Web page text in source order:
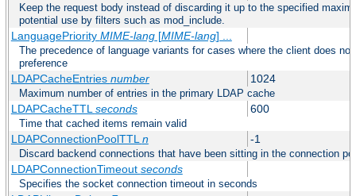
Keep the request body instead of discarding it up to the specified
potential use by filters such as mod_include.
LanguagePriority MIME-lang[MIME-lang] ...
The precedence of language variants for cases where the client does
preference
LDAPCacheEntries number 1024
Maximum number of entries in the primary LDAP cache
LDAPCacheTTL seconds 600
Time that cached items remain valid
LDAPConnectionPoolTTL n -1
Discard backend connections that have been sitting in the connection
LDAPConnectionTimeout seconds
Specifies the socket connection timeout in seconds